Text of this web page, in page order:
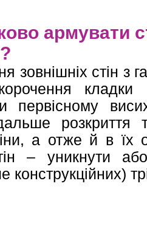
армувати
зовнішніх стін з
первісному
розкриття
а отже й в
– уникнути або
конструкційних)